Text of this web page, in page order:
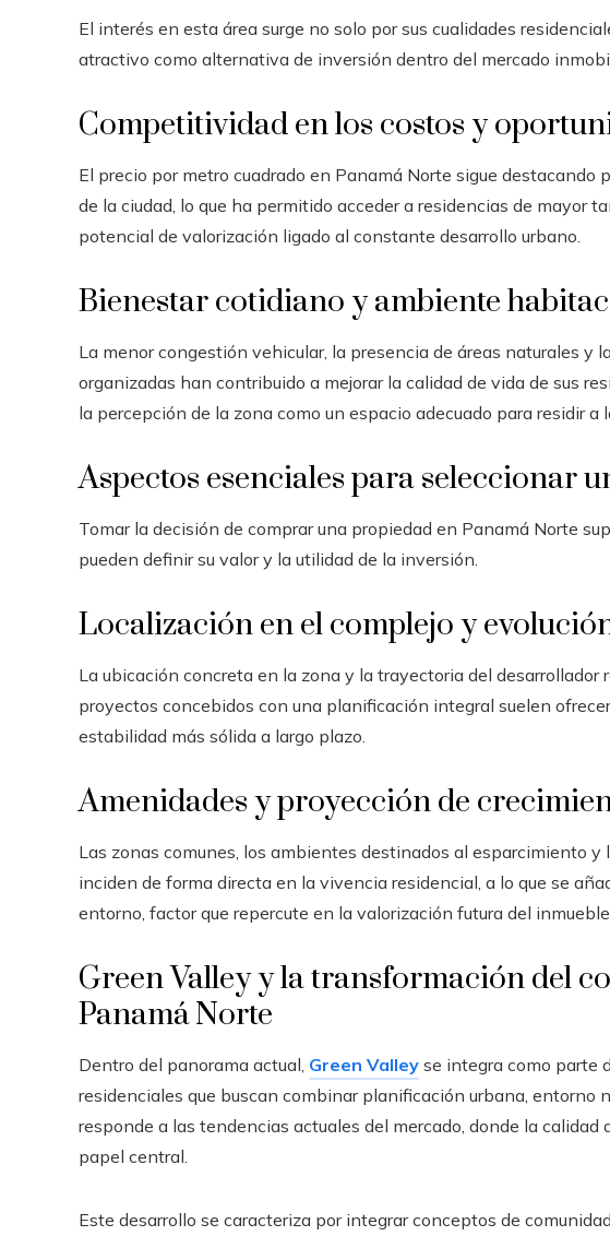
El interés en esta área surge no solo por sus cualidades
atractivo como alternativa de inversión dentro del mercado
Competitividad en los costos y
El precio por metro cuadrado en Panamá Norte sigue
de la ciudad, lo que ha permitido acceder a residencias de mayor
potencial de valorización ligado al constante desarrollo urbano.
Bienestar cotidiano y ambiente
La menor congestión vehicular, la presencia de áreas naturales y
organizadas han contribuido a mejorar la calidad de vida de sus
la percepción de la zona como un espacio adecuado para residir a
Aspectos esenciales para seleccionar
Tomar la decisión de comprar una propiedad en Panamá Norte
pueden definir su valor y la utilidad de la inversión.
Localización en el complejo y
La ubicación concreta en la zona y la trayectoria del desarrollador
proyectos concebidos con una planificación integral suelen
estabilidad más sólida a largo plazo.
Amenidades y proyección de
Las zonas comunes, los ambientes destinados al esparcimiento
inciden de forma directa en la vivencia residencial, a lo que se
entorno, factor que repercute en la valorización futura del
Green Valley y la transformación del
Panamá Norte
Dentro del panorama actual, Green Valley se integra como parte
residenciales que buscan combinar planificación urbana, entorno
responde a las tendencias actuales del mercado, donde la
papel central.
Este desarrollo se caracteriza por integrar conceptos de